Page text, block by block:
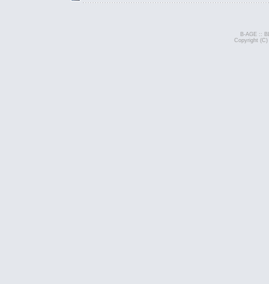
B-AGE ::
Copyright